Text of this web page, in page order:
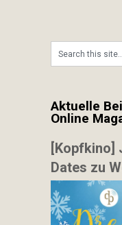
Aktuelle
Online
[Kopfkino]
Dates zu